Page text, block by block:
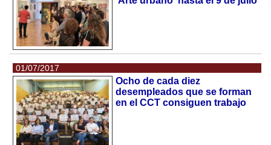
01/07/2017
Ocho de cada diez
desempleados que se forman
en el CCT consiguen trabajo